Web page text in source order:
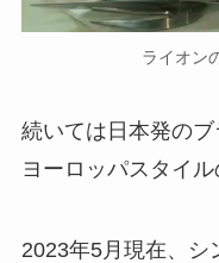
ライオン
続いては日本発の
ヨーロッパスタイル
2023年5月現在、シ